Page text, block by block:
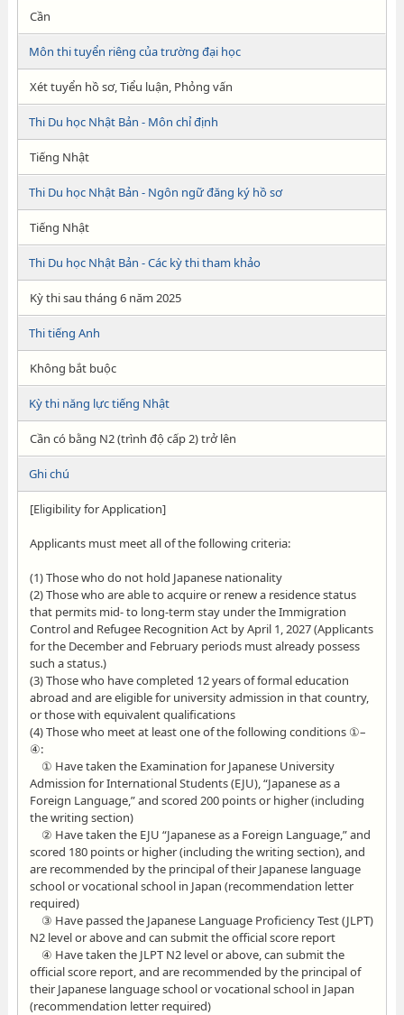
Cần
Môn thi tuyển riêng của trường đại học
Xét tuyển hồ sơ, Tiểu luận, Phỏng vấn
Thi Du học Nhật Bản - Môn chỉ định
Tiếng Nhật
Thi Du học Nhật Bản - Ngôn ngữ đăng ký hồ sơ
Tiếng Nhật
Thi Du học Nhật Bản - Các kỳ thi tham khảo
Kỳ thi sau tháng 6 năm 2025
Thi tiếng Anh
Không bắt buộc
Kỳ thi năng lực tiếng Nhật
Cần có bằng N2 (trình độ cấp 2) trở lên
Ghi chú
[Eligibility for Application]
Applicants must meet all of the following criteria:
(1) Those who do not hold Japanese nationality
(2) Those who are able to acquire or renew a residence status
that permits mid- to long-term stay under the Immigration
Control and Refugee Recognition Act by April 1, 2027 (Applicants
for the December and February periods must already possess
such a status.)
(3) Those who have completed 12 years of formal education
abroad and are eligible for university admission in that country,
or those with equivalent qualifications
(4) Those who meet at least one of the following conditions ①–
④:
① Have taken the Examination for Japanese University
Admission for International Students (EJU), “Japanese as a
Foreign Language,” and scored 200 points or higher (including
the writing section)
② Have taken the EJU “Japanese as a Foreign Language,” and
scored 180 points or higher (including the writing section), and
are recommended by the principal of their Japanese language
school or vocational school in Japan (recommendation letter
required)
③ Have passed the Japanese Language Proficiency Test (JLPT)
N2 level or above and can submit the official score report
④ Have taken the JLPT N2 level or above, can submit the
official score report, and are recommended by the principal of
their Japanese language school or vocational school in Japan
(recommendation letter required)